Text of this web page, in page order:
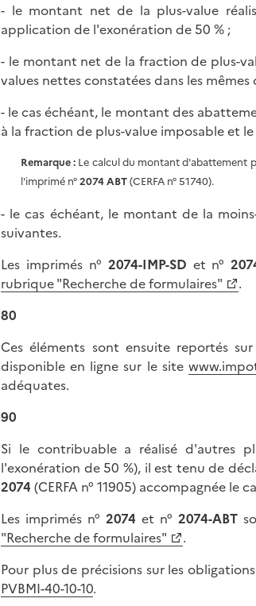
- le montant net de la plus-value
application de l'exonération de 50 % ;
- le montant net de la fraction de plus-
values nettes constatées dans les
- le cas échéant, le montant des
à la fraction de plus-value imposable et
Remarque : Le calcul du montant d'abattement
l'imprimé n°2074 ABT(CERFA n° 51740).
- le cas échéant, le montant de la
suivantes.
Les imprimés n° 2074-IMP-SD et n°
rubrique "Recherche de formulaires"
.
80
Ces éléments sont ensuite reportés
disponible en ligne sur le site
adéquates.
90
Si le contribuable a réalisé d'autres
l'exonération de 50 %), il est tenu de
2074 (CERFA n° 11905) accompagnée le
Les imprimés n°2074et n°2074-ABT
"Recherche de formulaires"
.
Pour plus de précisions sur les
PVBMI-40-10-10.